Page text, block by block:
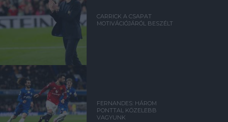
CARRICK A CSAPAT
MOTIVÁCIÓJÁRÓL BESZÉLT
FERNANDES: HÁROM
PONTTAL KÖZELEBB
VAGYUNK